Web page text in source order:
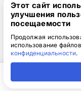
.doc,
Скачайте
электронной
Обязательно
Наш
Этот сайт
улучшения
посещаемости
Продолжая
использование
конфиденциальности.